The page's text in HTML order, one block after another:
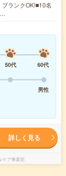
ランクOK!■10名
…
50代
60代
男性
詳しく見る
ケア事業部